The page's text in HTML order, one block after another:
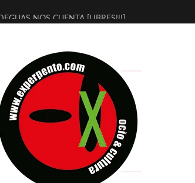
NOS CUENTA [LIBRES!!!]
JUAN GUERRERO ZAMORA
DEL DIRECTOR TEATRAL CLAUDIO TOLCACHIR
DE LA KATARSIS DEL TOMATAZO
EN #EXVITA
[BITÁCORA 3.0] EN EXVITA
EN EXVITA [RELATIVA SENCILLEZ]